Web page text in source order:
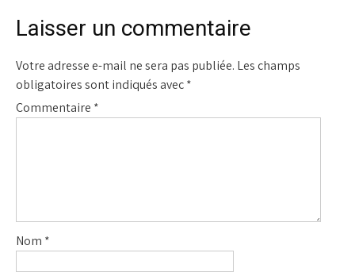
Laisser un commentaire
Votre adresse e-mail ne sera pas publiée. Les champs
obligatoires sont indiqués avec*
Commentaire *
Nom *